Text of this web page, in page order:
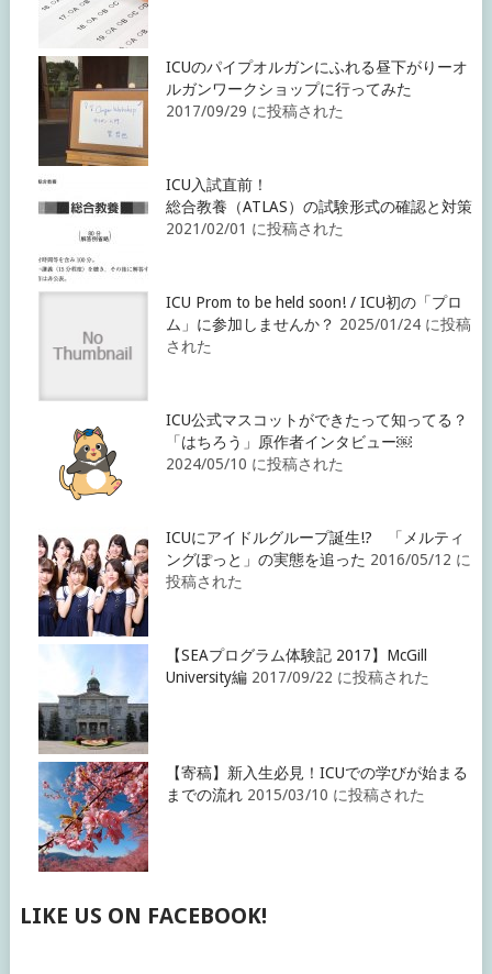
ICUのパイプオルガンにふれる昼下がりーオ
ルガンワークショップに行ってみた
2017/09/29 に投稿された
ICU入試直前！
総合教養（ATLAS）の試験形式の確認と対策
2021/02/01 に投稿された
ICU Prom to be held soon! / ICU初の「プロ
ム」に参加しませんか？ 2025/01/24 に投稿
された
ICU公式マスコットができたって知ってる？
「はちろう」原作者インタビュー￼
2024/05/10 に投稿された
ICUにアイドルグループ誕生!? 「メルティ
ングぽっと」の実態を追った 2016/05/12 に
投稿された
【SEAプログラム体験記 2017】McGill
University編 2017/09/22 に投稿された
【寄稿】新入生必見！ICUでの学びが始まる
までの流れ 2015/03/10 に投稿された
LIKE US ON FACEBOOK!